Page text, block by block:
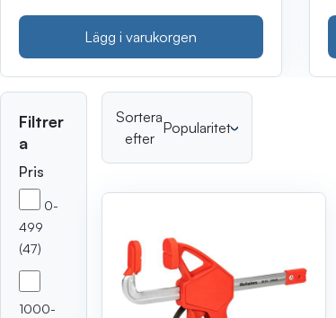
Lägg i varukorgen
Filtrer
a
Pris
0-
499
(47)
1000-
Sortera
efter
Popularitet
Sortera